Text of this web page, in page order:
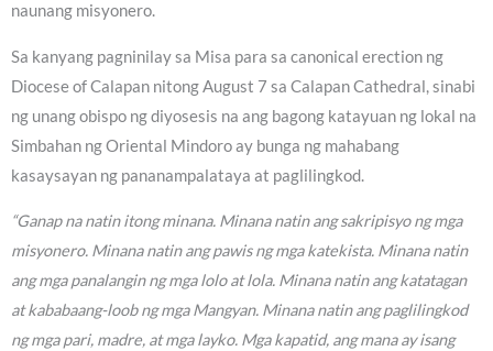
naunang misyonero.
Sa kanyang pagninilay sa Misa para sa canonical erection ng
Diocese of Calapan nitong August 7 sa Calapan Cathedral, sinabi
ng unang obispo ng diyosesis na ang bagong katayuan ng lokal na
Simbahan ng Oriental Mindoro ay bunga ng mahabang
kasaysayan ng pananampalataya at paglilingkod.
“Ganap na natin itong minana. Minana natin ang sakripisyo ng mga
misyonero. Minana natin ang pawis ng mga katekista. Minana natin
ang mga panalangin ng mga lolo at lola. Minana natin ang katatagan
at kababaang-loob ng mga Mangyan. Minana natin ang paglilingkod
ng mga pari, madre, at mga layko. Mga kapatid, ang mana ay isang